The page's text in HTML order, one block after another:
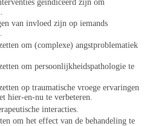
geïndiceerd zijn om
van invloed zijn op iemands
om (complexe) angstproblematiek
om persoonlijkheidspathologie te
op traumatische vroege ervaringen
hier-en-nu te verbeteren.
interacties.
om het effect van de behandeling te